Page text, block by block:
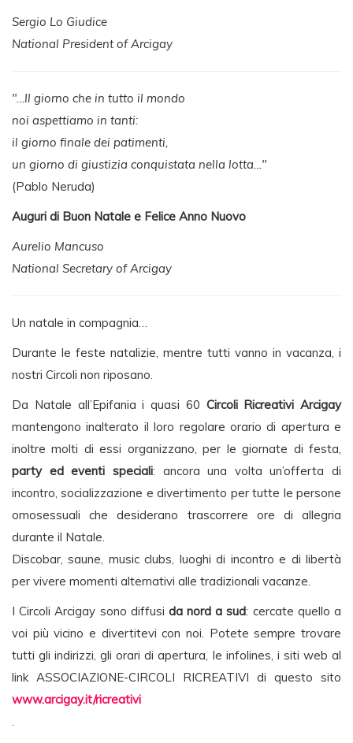
Sergio Lo Giudice
National President of Arcigay
"…Il giorno che in tutto il mondo
noi aspettiamo in tanti:
il giorno finale dei patimenti,
un giorno di giustizia conquistata nella lotta…"
(Pablo Neruda)
Auguri di Buon Natale e Felice Anno Nuovo
Aurelio Mancuso
National Secretary of Arcigay
Un natale in compagnia…
Durante le feste natalizie, mentre tutti vanno in vacanza, i
nostri Circoli non riposano.
Da Natale all’Epifania i quasi 60 Circoli Ricreativi Arcigay
mantengono inalterato il loro regolare orario di apertura e
inoltre molti di essi organizzano, per le giornate di festa,
party ed eventi speciali: ancora una volta un’offerta di
incontro, socializzazione e divertimento per tutte le persone
omosessuali che desiderano trascorrere ore di allegria
durante il Natale.
Discobar, saune, music clubs, luoghi di incontro e di libertà
per vivere momenti alternativi alle tradizionali vacanze.
I Circoli Arcigay sono diffusi da nord a sud: cercate quello a
voi più vicino e divertitevi con noi. Potete sempre trovare
tutti gli indirizzi, gli orari di apertura, le infolines, i siti web al
link ASSOCIAZIONE-CIRCOLI RICREATIVI di questo sito
www.arcigay.it/ricreativi
.